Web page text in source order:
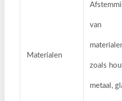
Materialen
van
zoals
metaal,